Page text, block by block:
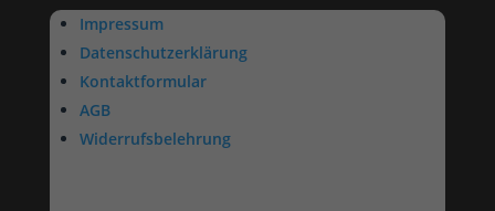
Impressum
Datenschutzerklärung
Kontaktformular
AGB
Widerrufsbelehrung